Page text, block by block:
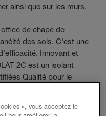
ainsi que sur les murs.
de chape de
des sols. C'est une
Innovant et
2C est un isolant
Qualité pour le
», vous acceptez le